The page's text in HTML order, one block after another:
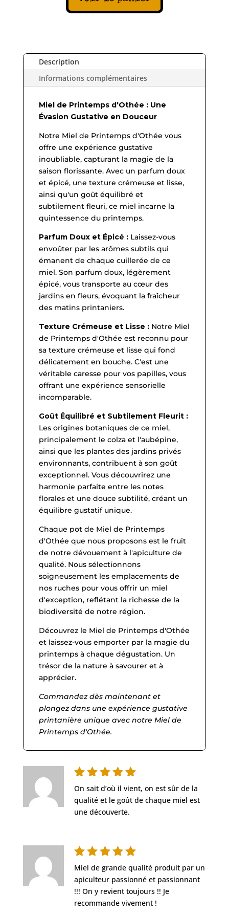
Description
Informations complémentaires
Miel de Printemps d'Othée : Une
Évasion Gustative en Douceur
Notre Miel de Printemps d'Othée vous
offre une expérience gustative
inoubliable, capturant la magie de la
saison florissante. Avec un parfum doux
et épicé, une texture crémeuse et lisse,
ainsi qu'un goût équilibré et
subtilement fleuri, ce miel incarne la
quintessence du printemps.
Parfum Doux et Épicé :Laissez-vous
envoûter par les arômes subtils qui
émanent de chaque cuillerée de ce
miel. Son parfum doux, légèrement
épicé, vous transporte au cœur des
jardins en fleurs, évoquant la fraîcheur
des matins printaniers.
Texture Crémeuse et Lisse :Notre Miel
de Printemps d'Othée est reconnu pour
sa texture crémeuse et lisse qui fond
délicatement en bouche. C'est une
véritable caresse pour vos papilles, vous
offrant une expérience sensorielle
incomparable.
Goût Équilibré et Subtilement Fleurit :
Les origines botaniques de ce miel,
principalement le colza et l'aubépine,
ainsi que les plantes des jardins privés
environnants, contribuent à son goût
exceptionnel. Vous découvrirez une
harmonie parfaite entre les notes
florales et une douce subtilité, créant un
équilibre gustatif unique.
Chaque pot de Miel de Printemps
d'Othée que nous proposons est le fruit
de notre dévouement à l'apiculture de
qualité. Nous sélectionnons
soigneusement les emplacements de
nos ruches pour vous offrir un miel
d'exception, reflétant la richesse de la
biodiversité de notre région.
Découvrez le Miel de Printemps d'Othée
et laissez-vous emporter par la magie du
printemps à chaque dégustation. Un
trésor de la nature à savourer et à
apprécier.
Commandez dès maintenant et
plongez dans une expérience gustative
printanière unique avec notre Miel de
Printemps d'Othée.
Note5
sur 5
On sait d’où il vient, on est sûr de la
qualité et le goût de chaque miel est
une découverte.
Note5
sur 5
Miel de grande qualité produit par un
apiculteur passionné et passionnant
!!! On y revient toujours !! Je
recommande vivement !